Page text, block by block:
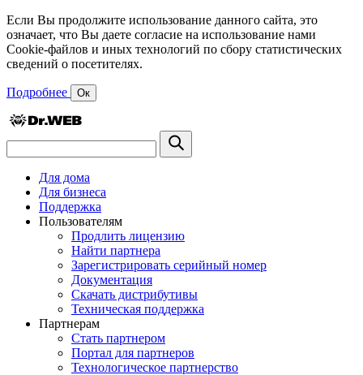
Если Вы продолжите использование данного сайта, это
означает, что Вы даете согласие на использование нами
Cookie-файлов и иных технологий по сбору статистических
сведений о посетителях.
Подробнее Ок
Для дома
Для бизнеса
Поддержка
Пользователям
Продлить лицензию
Найти партнера
Зарегистрировать серийный номер
Документация
Скачать дистрибутивы
Техническая поддержка
Партнерам
Стать партнером
Портал для партнеров
Технологическое партнерство